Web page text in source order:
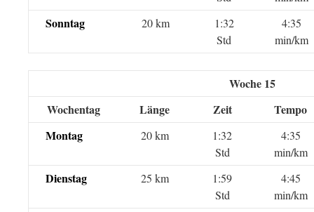
Sonntag 20 km
1:32
Std
4:35
min/km
Woche 15
Wochentag
Länge Zeit
Tempo
Montag
20 km
1:32
Std
4:35
min/km
Dienstag 25 km
1:59
Std
4:45
min/km